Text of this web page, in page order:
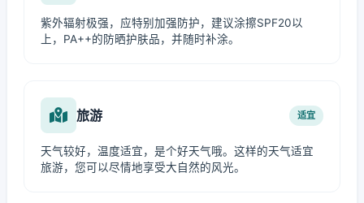
紫外辐射极强，应特别加强防护，建议涂擦SPF20以
上，PA++的防晒护肤品，并随时补涂。
旅游 适宜
天气较好，温度适宜，是个好天气哦。这样的天气适宜
旅游，您可以尽情地享受大自然的风光。